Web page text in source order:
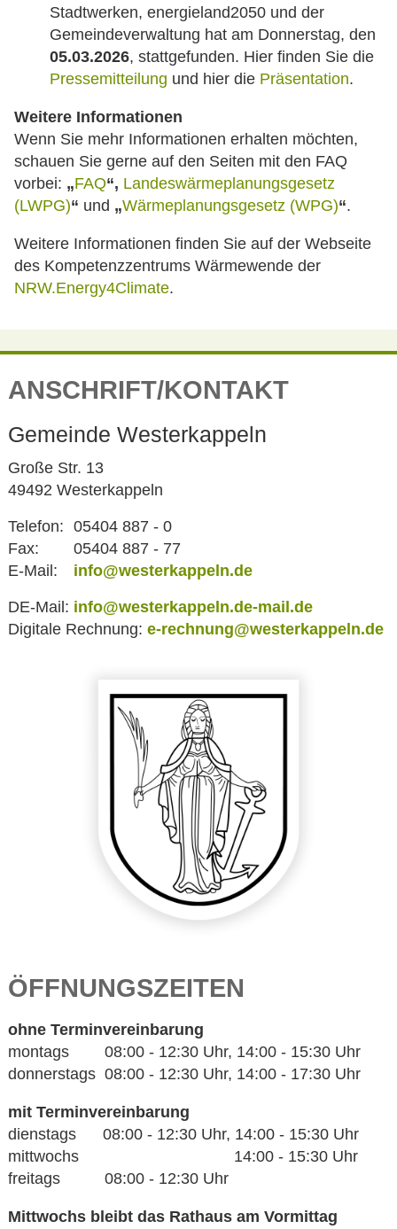
Stadtwerken, energieland2050 und der
Gemeindeverwaltung hat am Donnerstag, den
05.03.2026, stattgefunden. Hier finden Sie die
Pressemitteilung und hier die Präsentation.
Weitere Informationen
Wenn Sie mehr Informationen erhalten möchten,
schauen Sie gerne auf den Seiten mit den FAQ
vorbei: „FAQ“, Landeswärmeplanungsgesetz
(LWPG)“ und „Wärmeplanungsgesetz (WPG)“.
Weitere Informationen finden Sie auf der Webseite
des Kompetenzzentrums Wärmewende der
NRW.Energy4Climate.
ANSCHRIFT/KONTAKT
Gemeinde Westerkappeln
Große Str. 13
49492 Westerkappeln
Telefon: 05404 887 - 0
Fax:
05404 887 - 77
E-Mail:
info@westerkappeln.de
DE-Mail: info@westerkappeln.de-mail.de
Digitale Rechnung: e-rechnung@westerkappeln.de
ÖFFNUNGSZEITEN
ohne Terminvereinbarung
montags 08:00 - 12:30 Uhr, 14:00 - 15:30 Uhr
donnerstags 08:00 - 12:30 Uhr, 14:00 - 17:30 Uhr
mit Terminvereinbarung
dienstags 08:00 - 12:30 Uhr, 14:00 - 15:30 Uhr
mittwochs 14:00 - 15:30 Uhr
freitags 08:00 - 12:30 Uhr
Mittwochs bleibt das Rathaus am Vormittag